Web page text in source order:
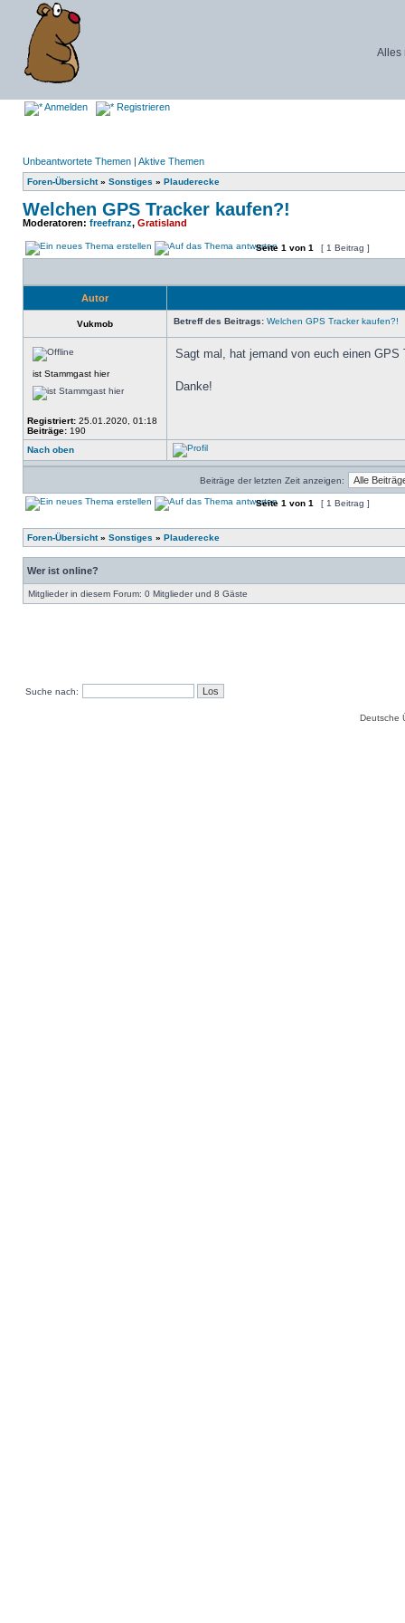
Alles
Anmelden Registrieren
Unbeantwortete Themen | Aktive Themen
Foren-Übersicht» Sonstiges » Plauderecke
Welchen GPS Tracker kaufen?!
Moderatoren: freefranz, Gratisland
Seite 1 von 1 [ 1 Beitrag ]
Autor
Vukmob Betreff des Beitrags: Welchen GPS Tracker kaufen?!
ist Stammgast hier
Registriert: 25.01.2020, 01:18
Beiträge: 190
Sagt mal, hat jemand von euch einen
Danke!
Nach oben
Beiträge der letzten Zeit anzeigen:
Seite 1 von 1 [ 1 Beitrag ]
Foren-Übersicht» Sonstiges » Plauderecke
Wer ist online?
Mitglieder in diesem Forum: 0 Mitglieder und 8 Gäste
Suche nach:
Deutsche